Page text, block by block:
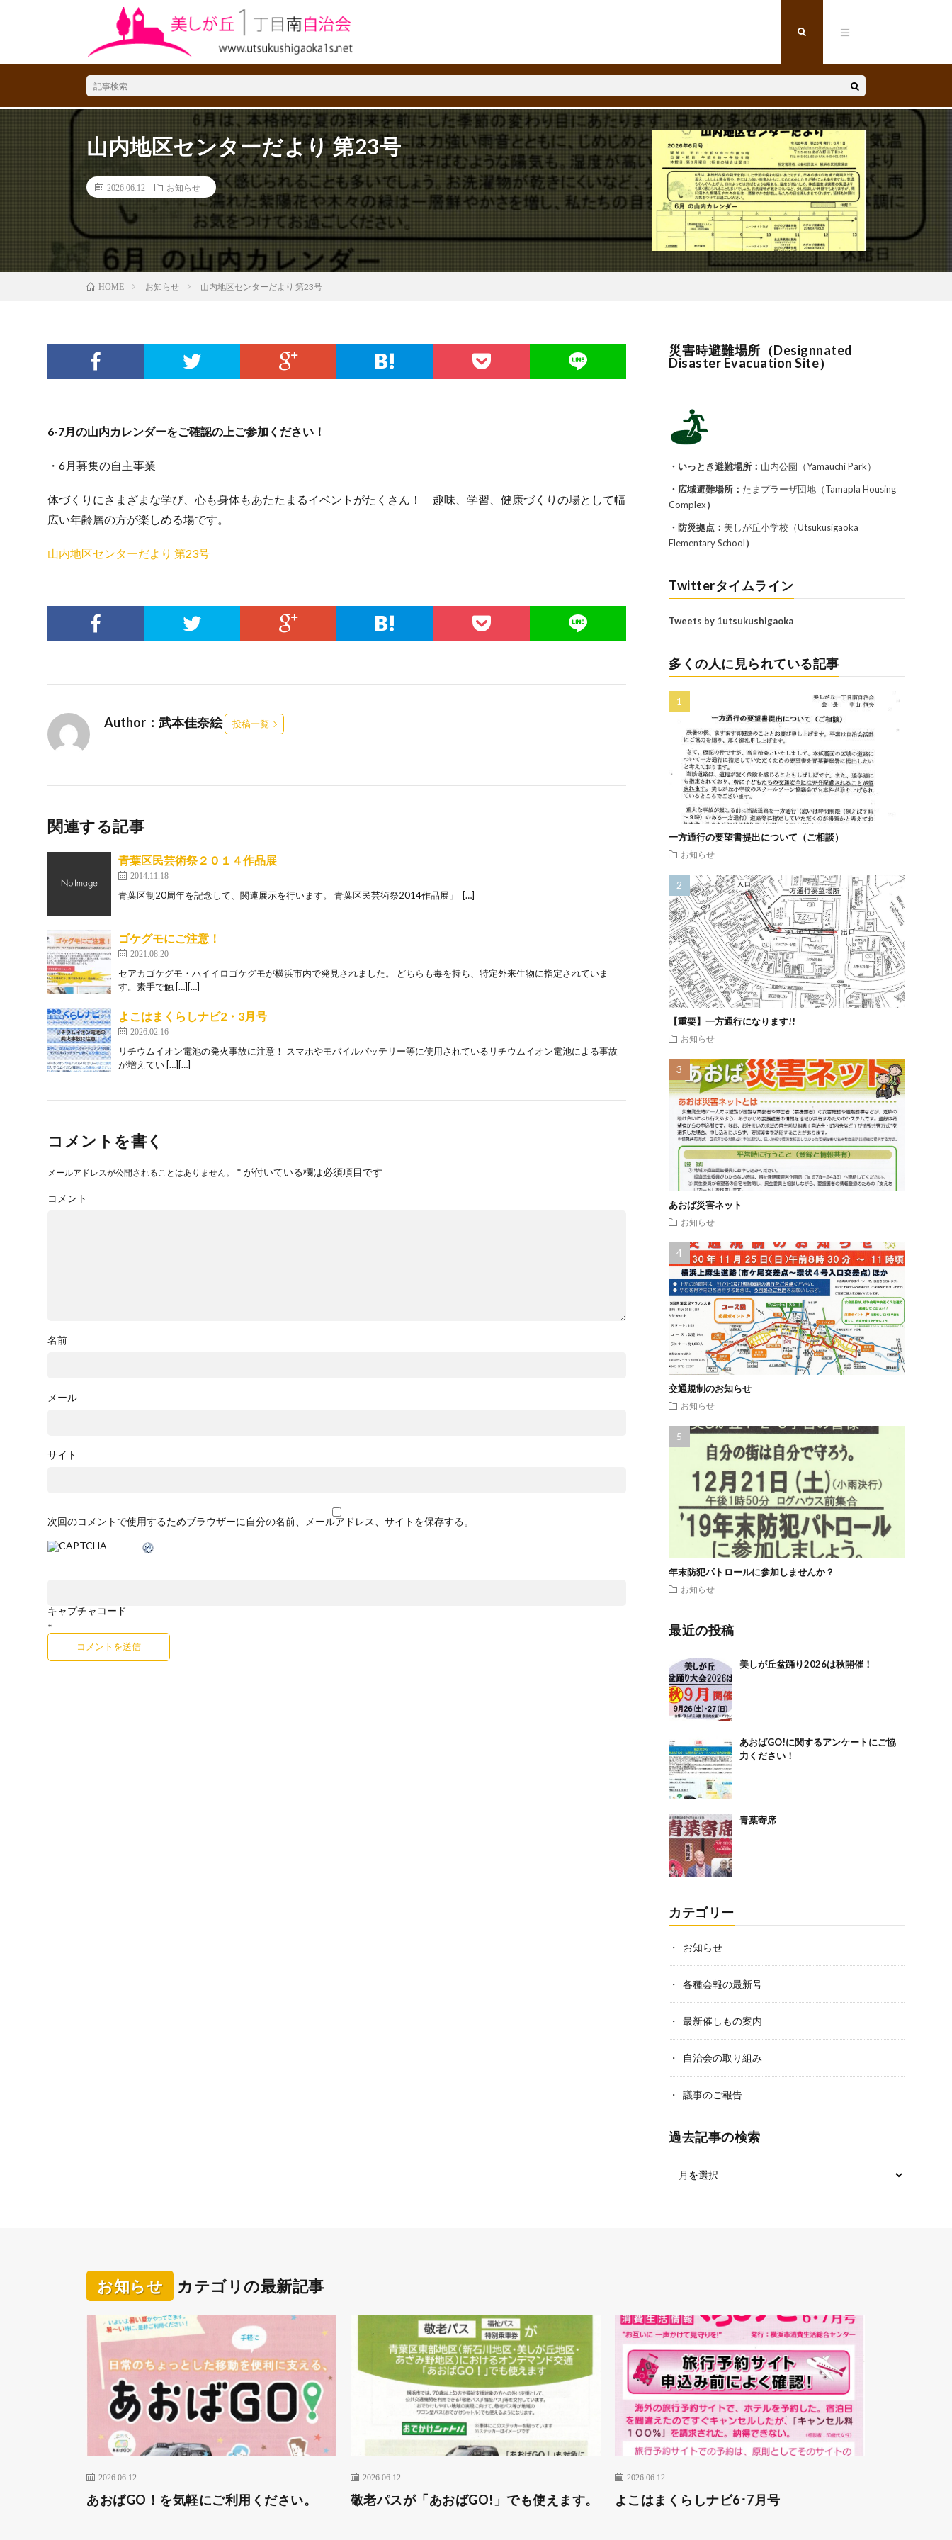
山内地区センターだより 第23号
2026.06.12 お知らせ
HOME お知らせ 山内地区センターだより 第23号
6-7月の山内カレンダーをご確認の上ご参加ください！
・6月募集の自主事業
体づくりにさまざまな学び、心も身体もあたたまるイベントがたくさん！ 趣味、学習、健康づくりの場として幅
広い年齢層の方が楽しめる場です。
山内地区センターだより 第23号
Author：武本佳奈絵 投稿一覧
関連する記事
青葉区民芸術祭２０１４作品展
2014.11.18
青葉区制20周年を記念して、関連展示を行います。 青葉区民芸術祭2014作品展」 […]
ゴケグモにご注意！
2021.08.20
セアカゴケグモ・ハイイロゴケグモが横浜市内で発見されました。 どちらも毒を持ち、特定外来生物に指定されていま
す。素手で触 […][…]
よこはまくらしナビ2・3月号
2026.02.16
リチウムイオン電池の発火事故に注意！ スマホやモバイルバッテリー等に使用されているリチウムイオン電池による事故
が増えてい […][…]
コメントを書く
メールアドレスが公開されることはありません。 * が付いている欄は必須項目です
コメント
名前
メール
サイト
次回のコメントで使用するためブラウザーに自分の名前、メールアドレス、サイトを保存する。
キャプチャコード
*
災害時避難場所（Designnated
Disaster Evacuation Site）
・いっとき避難場所： 山内公園（Yamauchi Park）
・広域避難場所： たまプラーザ団地（Tamapla Housing
Complex）
・防災拠点：美しが丘小学校（Utsukusigaoka
Elementary School）
Twitterタイムライン
Tweets by 1utsukushigaoka
多くの人に見られている記事
一方通行の要望書提出について（ご相談）
お知らせ
【重要】一方通行になります!!
お知らせ
あおば災害ネット
お知らせ
交通規制のお知らせ
お知らせ
年末防犯パトロールに参加しませんか？
お知らせ
最近の投稿
美しが丘盆踊り2026は秋開催！
あおばGO!に関するアンケートにご協
力ください！
青葉寄席
カテゴリー
お知らせ
各種会報の最新号
最新催しもの案内
自治会の取り組み
議事のご報告
過去記事の検索
お知らせ カテゴリの最新記事
2026.06.12
あおばGO！を気軽にご利用ください。
2026.06.12
敬老パスが「あおばGO!」でも使えます。
2026.06.12
よこはまくらしナビ6･7月号